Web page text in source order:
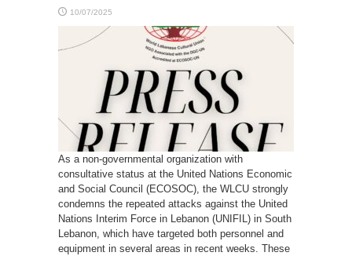
10/07/2025
As a non-governmental organization with
consultative status at the United Nations Economic
and Social Council (ECOSOC), the WLCU strongly
condemns the repeated attacks against the United
Nations Interim Force in Lebanon (UNIFIL) in South
Lebanon, which have targeted both personnel and
equipment in several areas in recent weeks. These